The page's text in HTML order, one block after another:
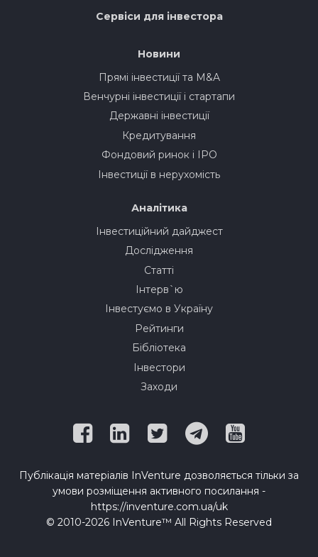
Сервіси для інвестора
Новини
Прямі інвестиції та M&A
Венчурні інвестиції і стартапи
Державні інвестиції
Кредитування
Фондовий ринок і IPO
Інвестиції в нерухомість
Аналітика
Інвестиційний дайджест
Дослідження
Статті
Інтерв`ю
Інвестуємо в Україну
Рейтинги
Бібліотека
Інвестори
Заходи
Публікація матеріалів InVenture дозволяється тільки за
умови розміщення активного посилання -
https://inventure.com.ua/uk
© 2010-2026 InVenture™ All Rights Reserved